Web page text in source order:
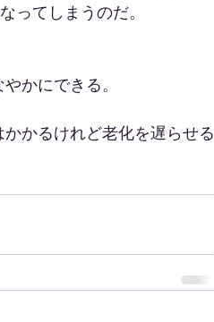
ってしまうのだ。
かにできる。
かるけれど老化を遅らせる